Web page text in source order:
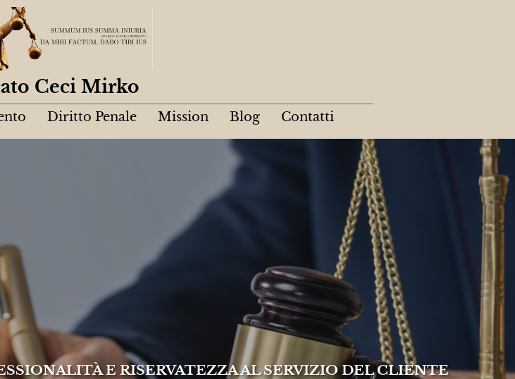
Ceci Mirko
Diritto Penale Mission Blog Contatti
E RISERVATEZZA AL SERVIZIO DEL CLIENTE